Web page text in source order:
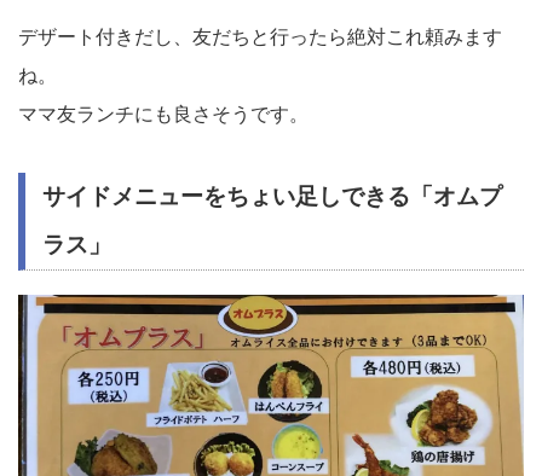
デザート付きだし、友だちと行ったら絶対これ頼みます
ね。
ママ友ランチにも良さそうです。
サイドメニューをちょい足しできる「オムプ
ラス」